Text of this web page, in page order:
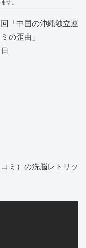
す。
「中国の沖縄独立運
の歪曲」
ミ）の洗脳レトリッ